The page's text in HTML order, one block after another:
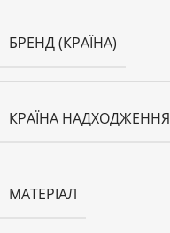
БРЕНД (КРАЇНА)
КРАЇНА НАДХОДЖЕННЯ
МАТЕРІАЛ